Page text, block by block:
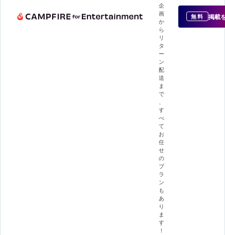
企
画
か
ら
リ
タ
ー
ン
配
送
ま
で
す
べ
て
お
任
せ
の
プ
ラ
ン
も
あ
り
ま
す
！
無料 掲載